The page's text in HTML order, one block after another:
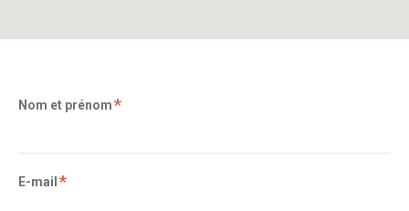
Nom et prénom
E-mail